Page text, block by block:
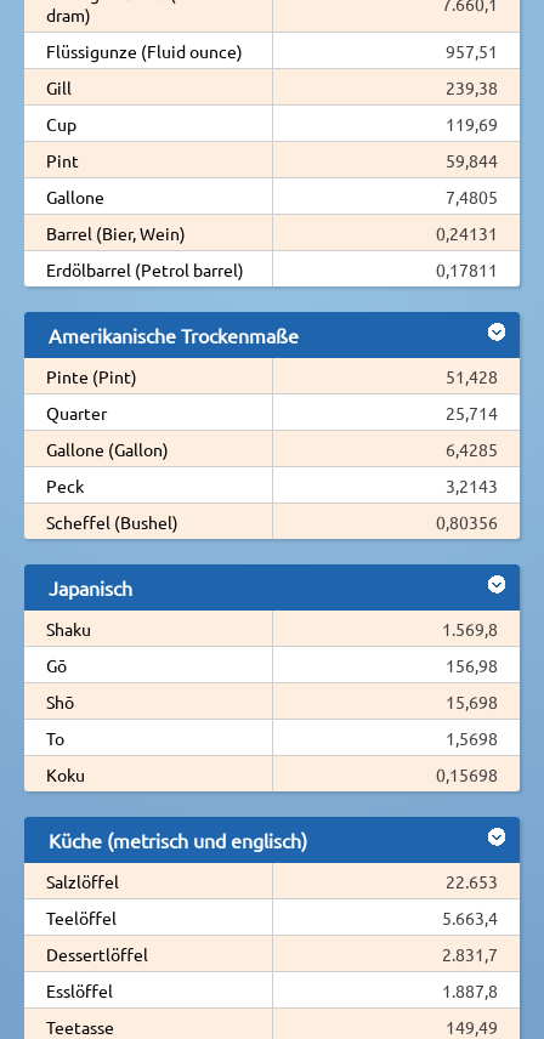
dram)
Flüssigunze (Fluid ounce)
957,51
Gill
239,38
Cup
119,69
Pint
59,844
Gallone
7,4805
Barrel (Bier, Wein)
0,24131
Erdölbarrel (Petrol barrel)
0,17811
Amerikanische Trockenmaße
Pinte (Pint)
51,428
Quarter
25,714
Gallone (Gallon)
6,4285
Peck
3,2143
Scheffel (Bushel)
0,80356
Japanisch
Shaku
1.569,8
Gō
156,98
Shō
15,698
To
1,5698
Koku
0,15698
Küche (metrisch und englisch)
Salzlöffel
22.653
Teelöffel
5.663,4
Dessertlöffel
2.831,7
Esslöffel
1.887,8
Teetasse
149,49